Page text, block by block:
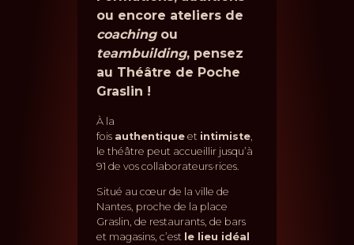
ou encore ateliers de
coachingou
teambuilding, pensez
au Théâtre de Poche
Graslin !
À la
fois authentiqueet intimiste,
le théâtre peut accueillir jusqu’à
91 de vos collaborateurs·rices.
Situé au cœur de la ville de
Nantes, proche de la place
Graslin, de restaurants, de bars
et magasins, c’est le lieu idéal